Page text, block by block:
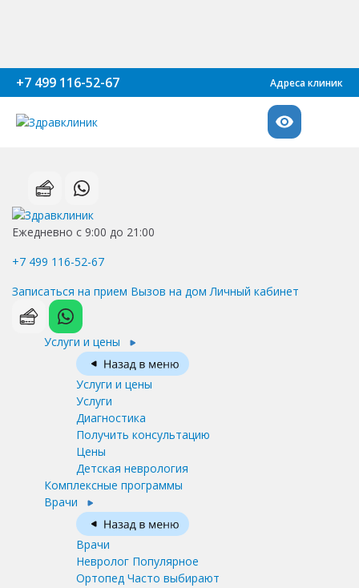
+7 499 116-52-67 Адреса клиник
Ежедневно с 9:00 до 21:00
+7 499 116-52-67
Записаться на прием Вызов на дом Личный кабинет
Услуги и цены
Услуги и цены
Услуги
Диагностика
Получить консультацию
Цены
Детская неврология
Комплексные программы
Врачи
Врачи
Невролог Популярное
Ортопед Часто выбирают